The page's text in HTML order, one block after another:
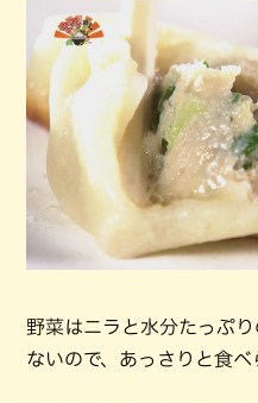
野菜はニラと水分たっぷ
ないので、あっさりと食べ